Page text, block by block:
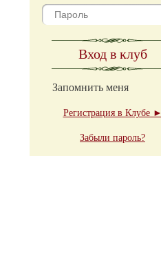
Вход в клуб
Запомнить меня
Регистрация в Клубе ►
Забыли пароль?